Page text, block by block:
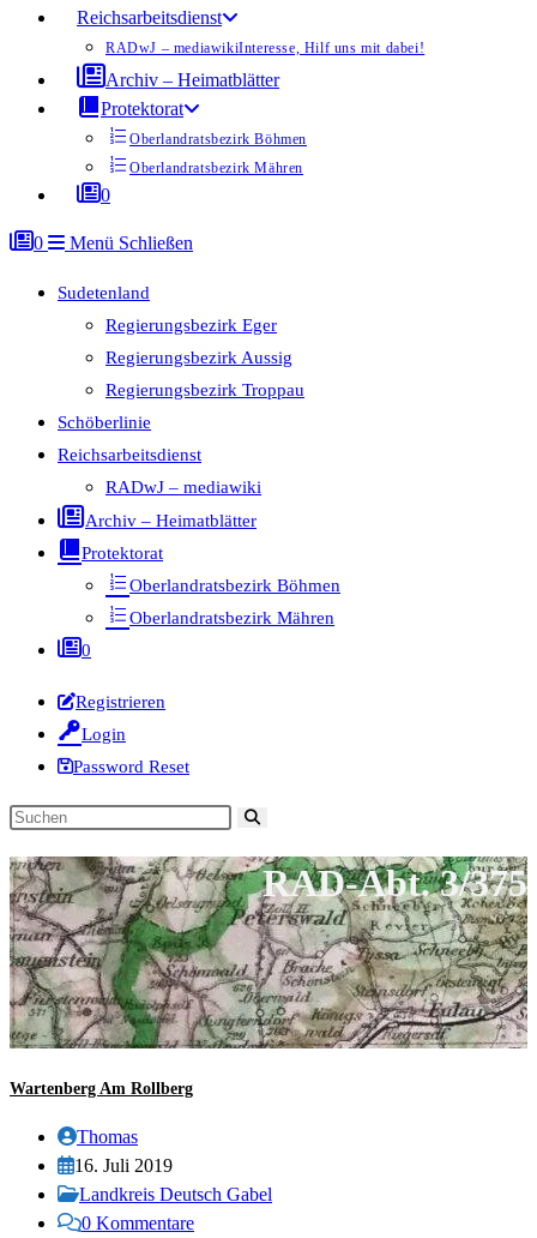
Reichsarbeitsdienst
RADwJ – mediawikiInteresse, Hilf uns mit dabei!
Archiv – Heimatblätter
Protektorat
Oberlandratsbezirk Böhmen
Oberlandratsbezirk Mähren
0
0 Menü Schließen
Sudetenland
Regierungsbezirk Eger
Regierungsbezirk Aussig
Regierungsbezirk Troppau
Schöberlinie
Reichsarbeitsdienst
RADwJ – mediawiki
Archiv – Heimatblätter
Protektorat
Oberlandratsbezirk Böhmen
Oberlandratsbezirk Mähren
0
Registrieren
Login
Password Reset
Diese
durchsuchen
RAD-Abt. 3/375
Wartenberg Am Rollberg
Beitrags-
Autor:
Thomas
Beitrag
veröffentlicht:
16. Juli 2019
Beitrags-
Kategorie:
Landkreis Deutsch Gabel
Beitrags-
0 Kommentare